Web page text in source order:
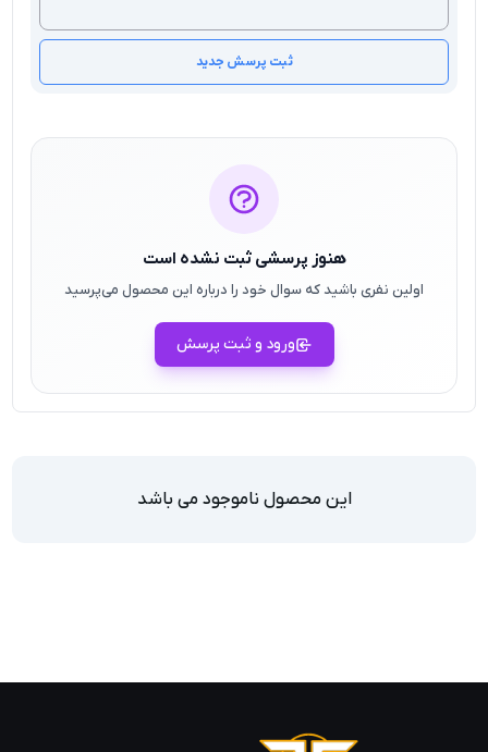
ثبت پرسش جدید
هنوز پرسشی ثبت نشده است
اولین نفری باشید که سوال خود را درباره این محصول می‌پرسید
ورود و ثبت پرسش
این محصول ناموجود می باشد